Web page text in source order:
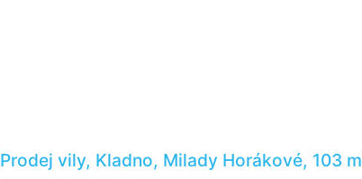
Prodej vily, Kladno, Milady Horákové, 103 m